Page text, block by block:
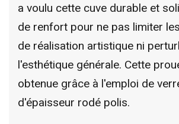
a voulu cette cuve durable et
de renfort pour ne pas limiter
de réalisation artistique ni
l'esthétique générale. Cette
obtenue grâce à l'emploi de
d'épaisseur rodé polis.